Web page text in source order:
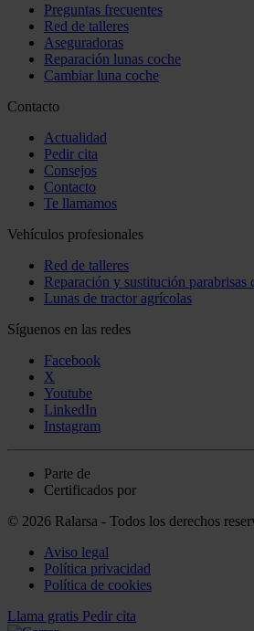
Preguntas frecuentes
Red de talleres
Aseguradoras
Reparación lunas coche
Cambiar luna coche
Contacto
Actualidad
Pedir cita
Consejos
Contacto
Te llamamos
Vehículos profesionales
Red de talleres
Reparación y sustitución parabrisas
Lunas de tractor agrícolas
Síguenos en las redes
Facebook
X
Youtube
LinkedIn
Instagram
Parte de
Certificados por
© 2026 Ralarsa - Todos los derechos
Aviso legal
Política privacidad
Política de cookies
Llama gratis Pedir cita